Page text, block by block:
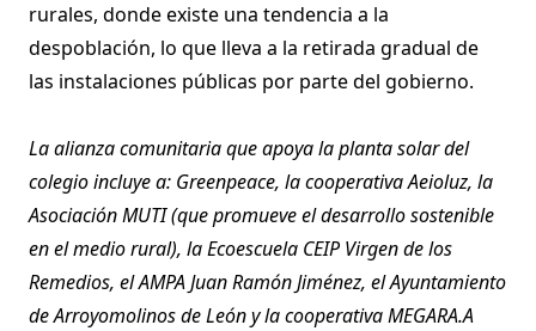
rurales, donde existe una tendencia a la
despoblación, lo que lleva a la retirada gradual de
las instalaciones públicas por parte del gobierno.
La alianza comunitaria que apoya la planta solar del
colegio incluye a: Greenpeace, la cooperativa Aeioluz, la
Asociación MUTI (que promueve el desarrollo sostenible
en el medio rural), la Ecoescuela CEIP Virgen de los
Remedios, el AMPA Juan Ramón Jiménez, el Ayuntamiento
de Arroyomolinos de León y la cooperativa MEGARA.A